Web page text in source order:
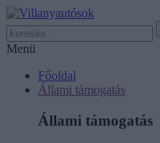
Menü
Főoldal
Állami támogatás
Állami támogatás